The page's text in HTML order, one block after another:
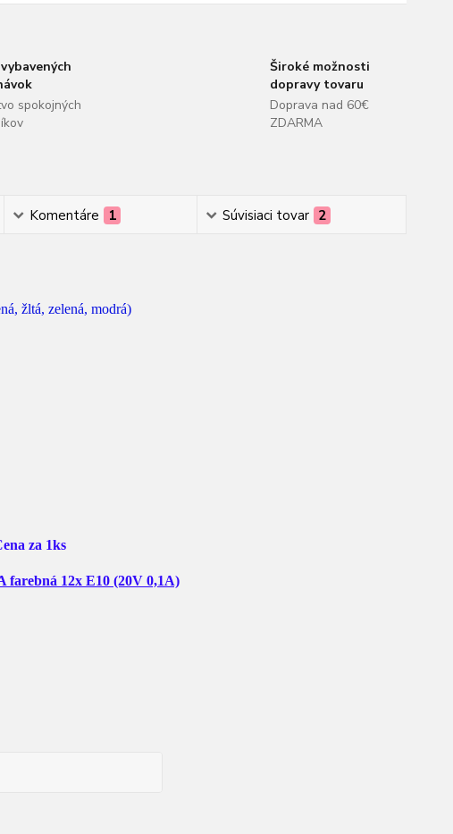
spokojných
Široké možnosti
dopravy tovaru
Doprava nad 60€
ZDARMA
Komentáre 1 Súvisiaci tovar 2
žltá, zelená, modrá)
za 1ks
12x E10 (20V 0,1A)